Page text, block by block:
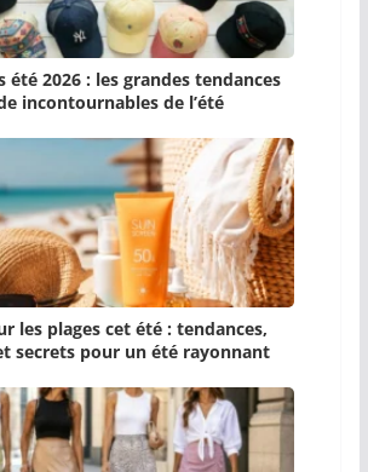
été 2026 : les grandes tendances
incontournables de l’été
les plages cet été : tendances,
secrets pour un été rayonnant